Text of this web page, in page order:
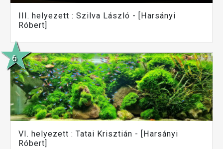
III. helyezett : Szilva László - [Harsányi
Róbert]
VI. helyezett : Tatai Krisztián - [Harsányi
Róbert]